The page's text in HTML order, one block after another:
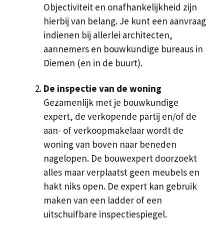
Objectiviteit en onafhankelijkheid zijn
hierbij van belang. Je kunt een aanvraag
indienen bij allerlei architecten,
aannemers en bouwkundige bureaus in
Diemen (en in de buurt).
De inspectie van de woning
Gezamenlijk met je bouwkundige
expert, de verkopende partij en/of de
aan- of verkoopmakelaar wordt de
woning van boven naar beneden
nagelopen. De bouwexpert doorzoekt
alles maar verplaatst geen meubels en
hakt niks open. De expert kan gebruik
maken van een ladder of een
uitschuifbare inspectiespiegel.